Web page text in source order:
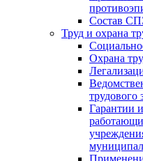
Состав
Труд и охрана
Охрана
трудового
Гарантии